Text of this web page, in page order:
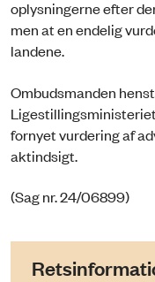
oplysningerne efter
men at en endelig
landene.
Ombudsmanden
fornyet vurdering af
aktindsigt.
(Sag nr. 24/06899)